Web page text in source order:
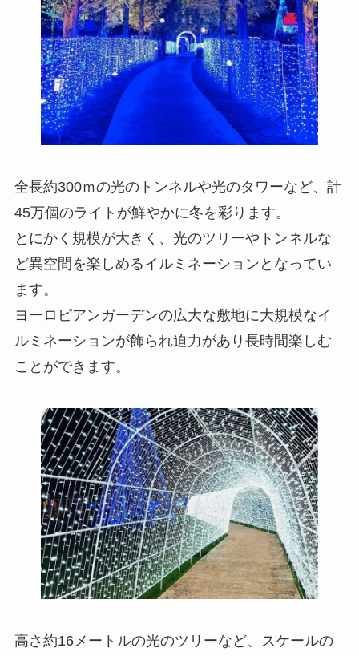
全長約300ｍの光のトンネルや光のタワーなど、計
45万個のライトが鮮やかに冬を彩ります。
とにかく規模が大きく、光のツリーやトンネルな
ど異空間を楽しめるイルミネーションとなってい
ます。
ヨーロピアンガーデンの広大な敷地に大規模なイ
ルミネーションが飾られ迫力があり長時間楽しむ
ことができます。
高さ約16メートルの光のツリーなど、スケールの